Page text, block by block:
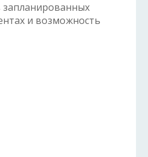
запланированных
и возможность